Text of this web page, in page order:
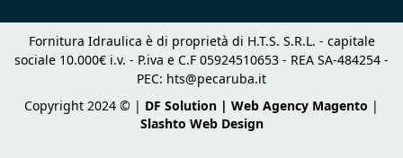
Fornitura Idraulica è di proprietà di H.T.S. S.R.L. - capitale
sociale 10.000€ i.v. - P.iva e C.F 05924510653 - REA SA-484254 -
PEC: hts@pecaruba.it
Copyright 2024 © | DF Solution | Web Agency Magento |
Slashto Web Design